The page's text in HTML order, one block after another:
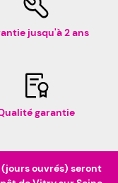
jusqu'à 2 ans
garantie
(jours ouvrés) seront